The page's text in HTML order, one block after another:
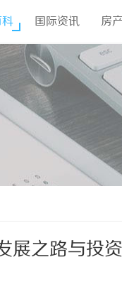
科 国际资讯 房
展之路与投